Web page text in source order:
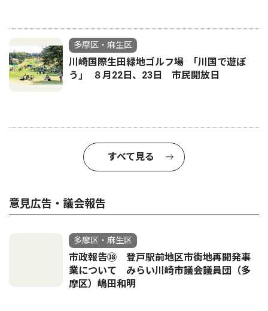
多摩区・麻生区
川崎国際生田緑地ゴルフ場 ｢川国で遊ぼ
う｣ ８月22日、23日 市民開放日
すべて見る
意見広告・議会報告
多摩区・麻生区
市政報告㊳ 登戸駅前地区市街地再開発事
業について みらい川崎市議会議員団（多
摩区）嶋田和明